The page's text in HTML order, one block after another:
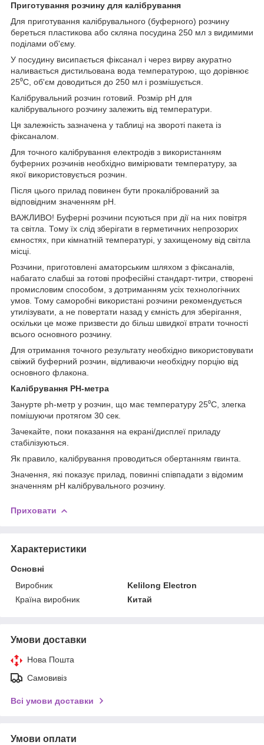
Приготування розчину для калібрування
Для приготування калібрувального (буферного) розчину
береться пластикова або скляна посудина 250 мл з видимими
поділами об'єму.
У посудину висипається фіксанал і через вирву акуратно
наливається дистильована вода температурою, що дорівнює
25⁰С, об'єм доводиться до 250 мл і розмішується.
Калібрувальний розчин готовий. Розмір pH для
калібрувального розчину залежить від температури.
Ця залежність зазначена у таблиці на звороті пакета із
фіксаналом.
Для точного калібрування електродів з використанням
буферних розчинів необхідно вимірювати температуру, за
якої використовується розчин.
Після цього прилад повинен бути прокалібрований за
відповідним значенням pH.
ВАЖЛИВО! Буферні розчини псуються при дії на них повітря
та світла. Тому їх слід зберігати в герметичних непрозорих
ємностях, при кімнатній температурі, у захищеному від світла
місці.
Розчини, приготовлені аматорським шляхом з фіксаналів,
набагато слабші за готові професійні стандарт-титри, створені
промисловим способом, з дотриманням усіх технологічних
умов. Тому саморобні використані розчини рекомендується
утилізувати, а не повертати назад у ємність для зберігання,
оскільки це може призвести до більш швидкої втрати точності
всього основного розчину.
Для отримання точного результату необхідно використовувати
свіжий буферний розчин, відливаючи необхідну порцію від
основного флакона.
Калібрування PH-метра
Занурте ph-метр у розчин, що має температуру 25⁰С, злегка
помішуючи протягом 30 сек.
Зачекайте, поки показання на екрані/дисплеї приладу
стабілізуються.
Як правило, калібрування проводиться обертанням гвинта.
Значення, які показує прилад, повинні співпадати з відомим
значенням рН калібрувального розчину.
Приховати
Характеристики
Основні
Виробник
Kelilong Electron
Країна виробник
Китай
Умови доставки
Нова Пошта
Самовивіз
Всі умови доставки
Умови оплати